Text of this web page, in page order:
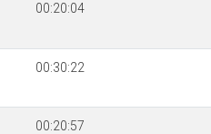
00:20:04
00:30:22
00:20:57